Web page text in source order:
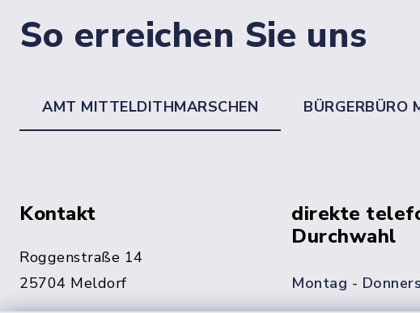
So erreichen Sie uns
AMT MITTELDITHMARSCHEN BÜRGERBÜRO
Kontakt
Roggenstraße 14
25704 Meldorf
direkte
Durchwahl
Montag -